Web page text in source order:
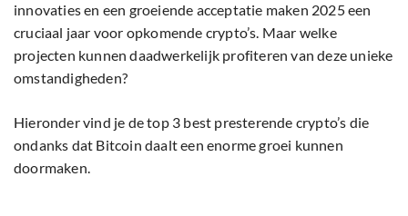
innovaties en een groeiende acceptatie maken 2025 een
cruciaal jaar voor opkomende crypto’s. Maar welke
projecten kunnen daadwerkelijk profiteren van deze unieke
omstandigheden?
Hieronder vind je de top 3 best presterende crypto’s die
ondanks dat Bitcoin daalt een enorme groei kunnen
doormaken.